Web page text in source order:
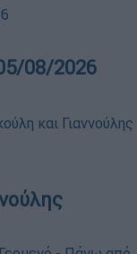
08/2026